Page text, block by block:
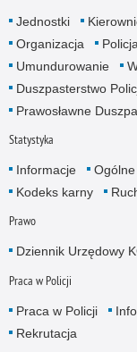
Jednostki
Organizacja
Umundurowanie
Duszpasterstwo
Prawosławne
Statystyka
Informacje
Kodeks karny
Prawo
Dziennik Urzędowy
Praca w Policji
Praca w Policji
Rekrutacja